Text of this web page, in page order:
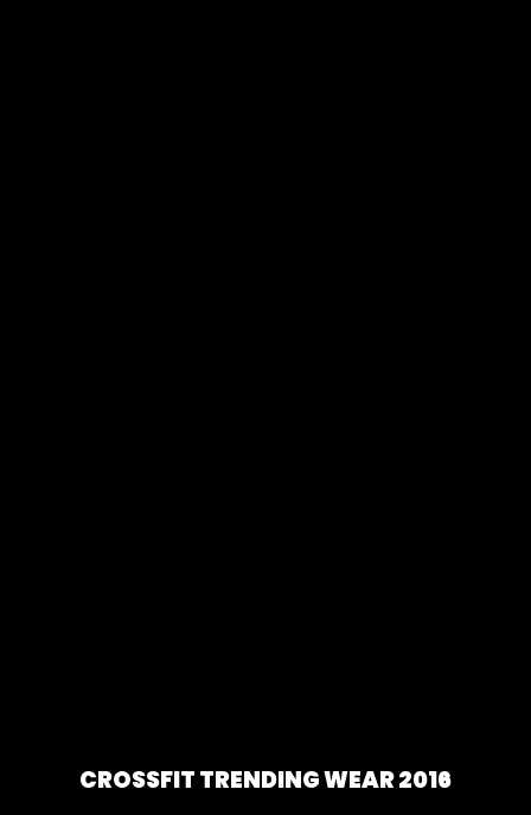
CROSSFIT TRENDING WEAR 2016